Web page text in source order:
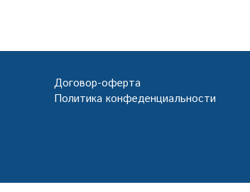
Договор-оферта
Политика конфеденциальности